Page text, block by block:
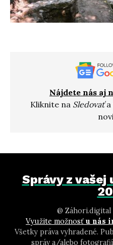
Nájdete nás aj
Kliknite na Sledovaťa
Správy z vašej
@ Záhori.digital
Využite možnosť u nás
Všetky práva vyhradené.
správ a/alebo